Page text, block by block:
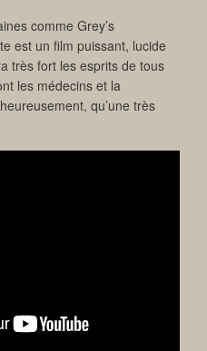
comme Grey’s
est un film puissant, lucide
très fort les esprits de tous
les médecins et la
qu’une très